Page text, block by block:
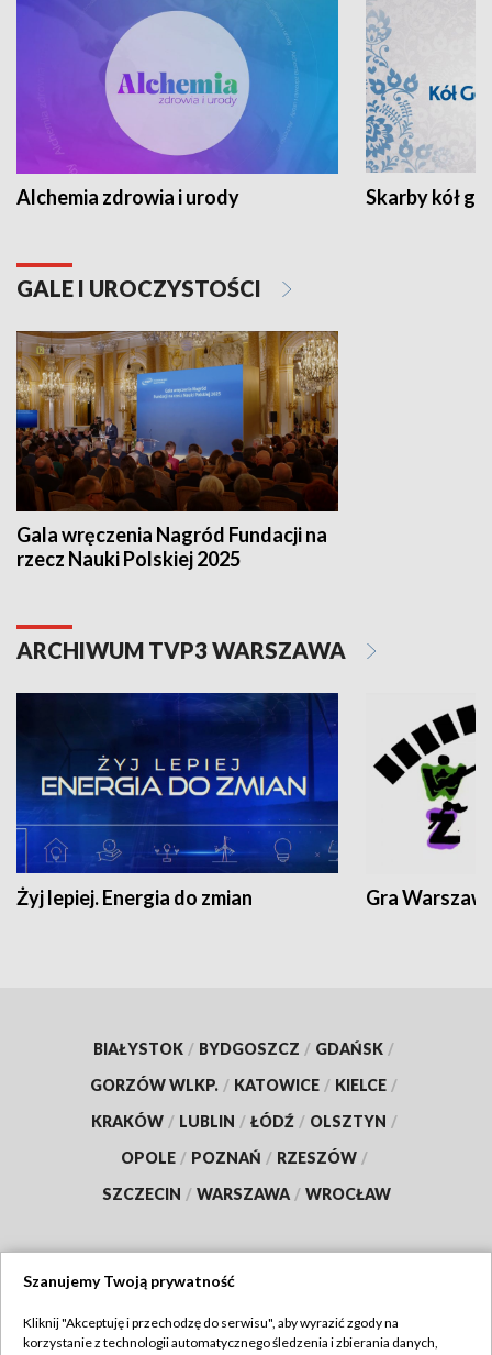
Alchemia zdrowia i urody Skarby kół
GALE I UROCZYSTOŚCI
Gala wręczenia Nagród Fundacji na
rzecz Nauki Polskiej 2025
ARCHIWUM TVP3 WARSZAWA
Żyj lepiej. Energia do zmian Gra
BIAŁYSTOK / BYDGOSZCZ / GDAŃSK /
GORZÓW WLKP. / KATOWICE / KIELCE /
KRAKÓW / LUBLIN / ŁÓDŹ / OLSZTYN /
OPOLE / POZNAŃ / RZESZÓW /
SZCZECIN / WARSZAWA / WROCŁAW
TVP
Szanujemy Twoją prywatność
Kliknij "Akceptuję i przechodzę do serwisu", aby wyrazić zgody na
korzystanie z technologii automatycznego śledzenia i zbierania danych,